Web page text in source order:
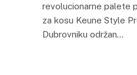
revolucionarne palete
za kosu Keune Style
Dubrovniku održan…